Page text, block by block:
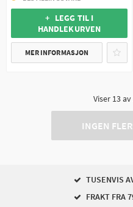
+ LEGG TIL I
HANDLEKURVEN
MER INFORMASJON
Viser 13av
INGEN
TUSENVIS
FRAKT FRA